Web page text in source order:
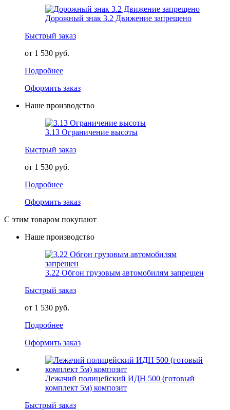
Дорожный знак 3.2 Движение запрещено
Быстрый заказ
от 1 530 руб.
Подробнее
Оформить заказ
Наше производство
3.13 Ограничение высоты
Быстрый заказ
от 1 530 руб.
Подробнее
Оформить заказ
С этим товаром покупают
Наше производство
3.22 Обгон грузовым автомобилям запрещен
Быстрый заказ
от 1 530 руб.
Подробнее
Оформить заказ
Лежачий полицейский ИДН 500 (готовый
комплект 5м) композит
Быстрый заказ